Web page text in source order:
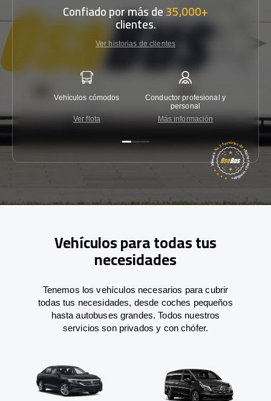
Confiado por más de35,000+
clientes.
Ver historias de clientes
Vehículos cómodos
Ver flota
Conductor profesional y
personal
Más información
Vehículos para todas tus
necesidades
Tenemos los vehículos necesarios para cubrir
todas tus necesidades, desde coches pequeños
hasta autobuses grandes. Todos nuestros
servicios son privados y con chófer.